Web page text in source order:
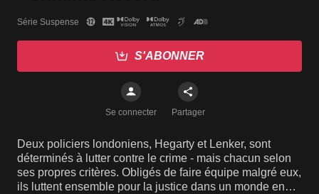
Série Suspense
S'ABONNER
Se connecter Partager
Deux policiers londoniens, Hegarty et Lenker, sont
déterminés à lutter contre le crime - mais chacun selon
ses propres critères. Obligés de faire équipe malgré eux,
ils luttent ensemble pour la justice dans un monde en